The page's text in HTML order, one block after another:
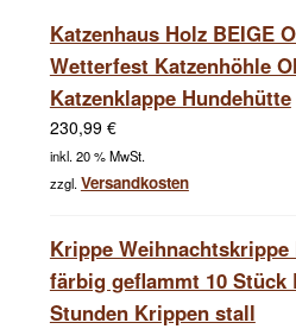
Katzenhaus Holz BEIGE
Wetterfest Katzenhöhle
Katzenklappe Hundehütte
230,99 €
inkl. 20 % MwSt.
zzgl. Versandkosten
Krippe
färbig geflammt 10 Stück
Stunden Krippen stall